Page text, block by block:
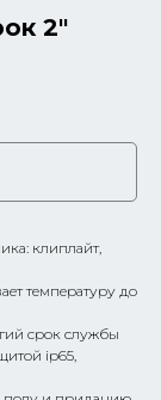
2"
клиплайт,
температуру до
срок службы
ip65,